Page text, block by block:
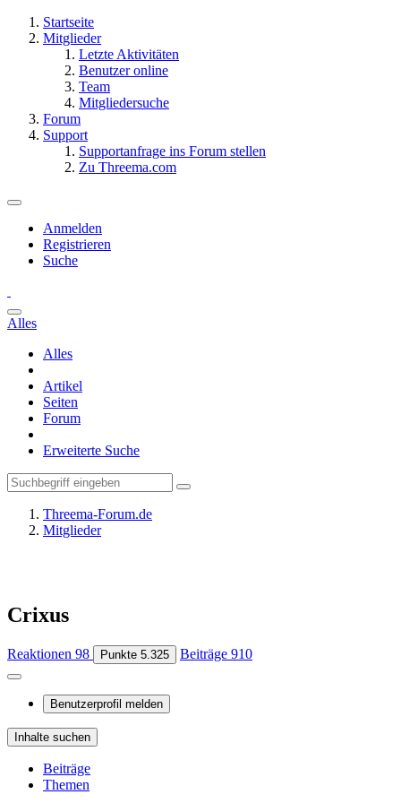
Startseite
Mitglieder
Letzte Aktivitäten
Benutzer online
Team
Mitgliedersuche
Forum
Support
Supportanfrage ins Forum stellen
Zu Threema.com
Anmelden
Registrieren
Suche
Alles
Alles
Artikel
Seiten
Forum
Erweiterte Suche
Threema-Forum.de
Mitglieder
Crixus
Reaktionen 98 Punkte 5.325 Beiträge 910
Benutzerprofil melden
Inhalte suchen
Beiträge
Themen